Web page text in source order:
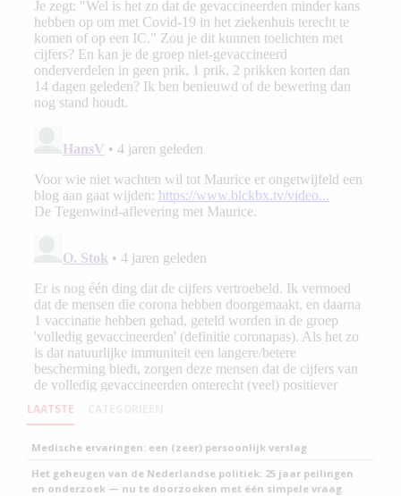
LAATSTE
Medische ervaringen: een (zeer) persoonlijk verslag
Het geheugen van de Nederlandse politiek: 25 jaar peilingen
en onderzoek — nu te doorzoeken met één simpele vraag